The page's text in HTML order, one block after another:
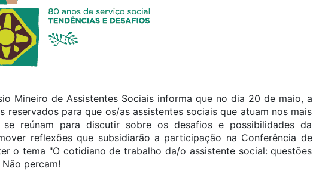
Mineiro de Assistentes Sociais informa que no dia 20 de maio, a
reservados para que os/as assistentes sociais que atuam nos mais
se reúnam para discutir sobre os desafios e possibilidades da
reflexões que subsidiarão a participação na Conferência de
o tema "O cotidiano de trabalho da/o assistente social: questões
percam!